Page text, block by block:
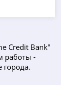
Credit Bank"
работы -